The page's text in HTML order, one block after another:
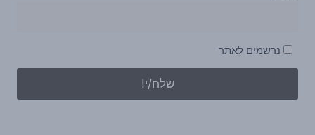
נרשמים לאתר